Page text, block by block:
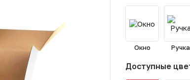
Окно Ручка
Доступные